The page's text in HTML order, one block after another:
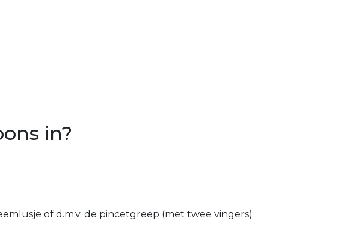
in?
of d.m.v. de pincetgreep (met twee vingers)